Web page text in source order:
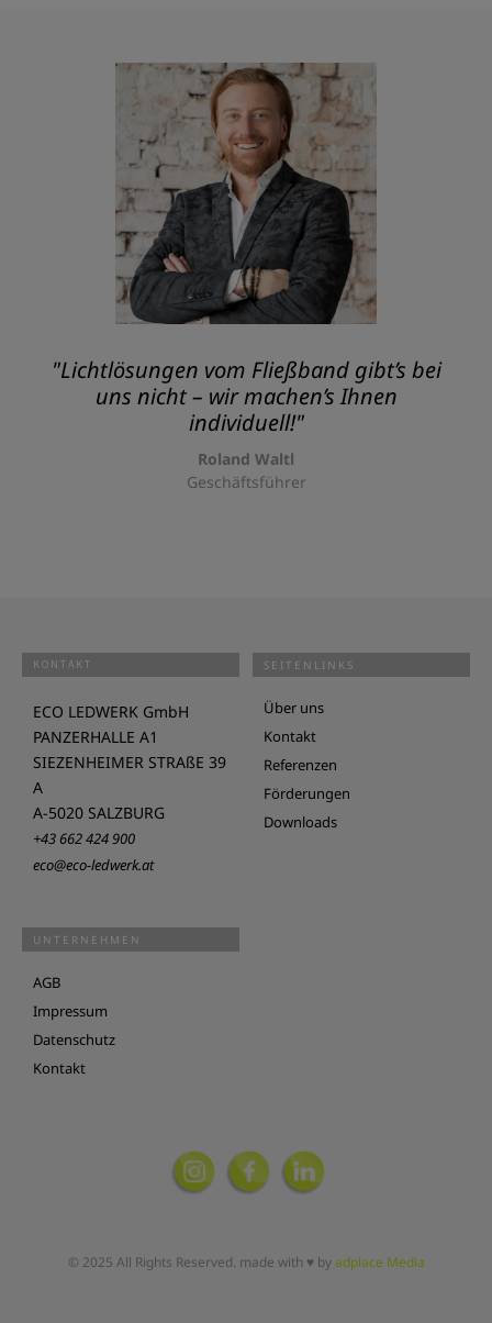
"Lichtlösungen vom Fließband gibt’s bei
uns nicht – wir machen’s Ihnen
individuell!"
Roland Waltl
Geschäftsführer
KONTAKT
ECO LEDWERK GmbH
PANZERHALLE A1
SIEZENHEIMER STRAßE 39
A
A-5020 SALZBURG
+43 662 424 900
eco@eco-ledwerk.at
SEITENLINKS
Über uns
Kontakt
Referenzen
Förderungen
Downloads
UNTERNEHMEN
AGB
Impressum
Datenschutz
Kontakt
© 2025 All Rights Reserved. made with ♥ byadplace Media